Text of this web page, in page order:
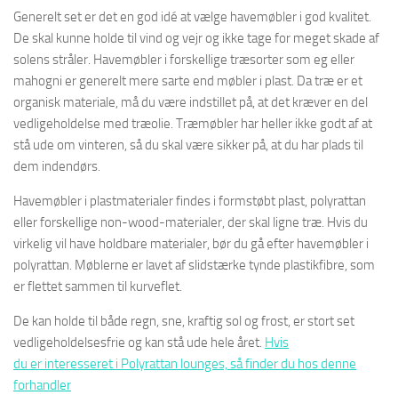
Generelt set er det en god idé at vælge havemøbler i god kvalitet.
De skal kunne holde til vind og vejr og ikke tage for meget skade af
solens stråler. Havemøbler i forskellige træsorter som eg eller
mahogni er generelt mere sarte end møbler i plast. Da træ er et
organisk materiale, må du være indstillet på, at det kræver en del
vedligeholdelse med træolie. Træmøbler har heller ikke godt af at
stå ude om vinteren, så du skal være sikker på, at du har plads til
dem indendørs.
Havemøbler i plastmaterialer findes i formstøbt plast, polyrattan
eller forskellige non-wood-materialer, der skal ligne træ. Hvis du
virkelig vil have holdbare materialer, bør du gå efter havemøbler i
polyrattan. Møblerne er lavet af slidstærke tynde plastikfibre, som
er flettet sammen til kurveflet.
De kan holde til både regn, sne, kraftig sol og frost, er stort set
vedligeholdelsesfrie og kan stå ude hele året. Hvis
du er interesseret i Polyrattan lounges, så finder du hos denne
forhandler